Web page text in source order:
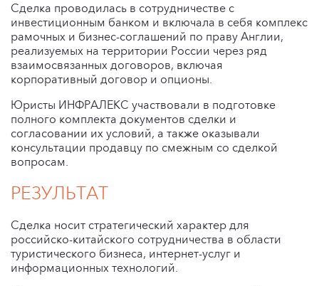
Сделка проводилась в сотрудничестве с
инвестиционным банком и включала в себя комплекс
рамочных и бизнес-соглашений по праву Англии,
реализуемых на территории России через ряд
взаимосвязанных договоров, включая
корпоративный договор и опционы.
Юристы ИНФРАЛЕКС участвовали в подготовке
полного комплекта документов сделки и
согласовании их условий, а также оказывали
консультации продавцу по смежным со сделкой
вопросам.
РЕЗУЛЬТАТ
Сделка носит стратегический характер для
российско-китайского сотрудничества в области
туристического бизнеса, интернет-услуг и
информационных технологий.